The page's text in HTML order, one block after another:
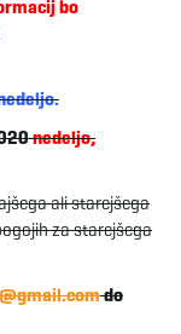
bo
nedeljo,
ali starejšega
za starejšega
do